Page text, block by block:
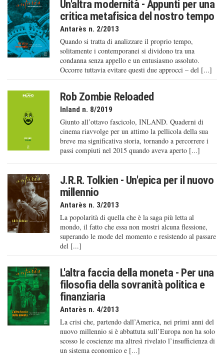
Un'altra modernità - Appunti per una
critica metafisica del nostro tempo
Antarès n. 2/2013
Quando si tratta di analizzare il proprio tempo,
solitamente i contemporanei si dividono tra una
condanna senza appello e un entusiasmo assoluto.
Occorre tuttavia evitare questi due approcci – del [...]
Rob Zombie Reloaded
Inland n. 8/2019
Giunto all’ottavo fascicolo, INLAND. Quaderni di
cinema riavvolge per un attimo la pellicola della sua
breve ma significativa storia, tornando a percorrere i
passi compiuti nel 2015 quando aveva aperto [...]
J.R.R. Tolkien - Un'epica per il nuovo
millennio
Antarès n. 3/2013
La popolarità di quella che è la saga più letta al
mondo, il fatto che essa non mostri alcuna flessione,
superando le mode del momento e resistendo al passare
del [...]
L'altra faccia della moneta - Per una
filosofia della sovranità politica e
finanziaria
Antarès n. 4/2013
La crisi che, partendo dall’America, nei primi anni del
nuovo millennio si è abbattuta sull’Europa non ha solo
scosso le coscienze ma altresì rivelato l’insufficienza di
un sistema economico e [...]